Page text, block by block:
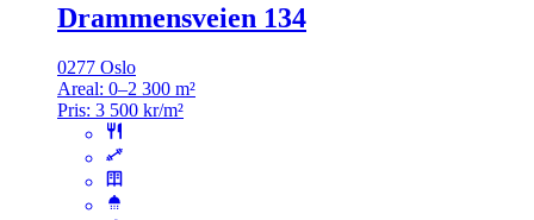
Drammensveien 134
0277 Oslo
Areal: 0–2 300 m²
Pris: 3 500 kr/m²